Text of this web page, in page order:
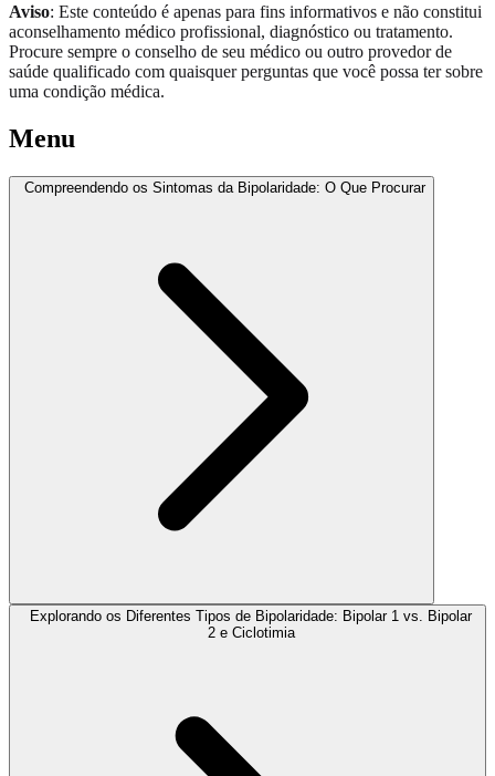
Aviso: Este conteúdo é apenas para fins informativos e não constitui
aconselhamento médico profissional, diagnóstico ou tratamento.
Procure sempre o conselho de seu médico ou outro provedor de
saúde qualificado com quaisquer perguntas que você possa ter sobre
uma condição médica.
Menu
Compreendendo os Sintomas da Bipolaridade: O Que Procurar
Explorando os Diferentes Tipos de Bipolaridade: Bipolar 1 vs. Bipolar
2 e Ciclotimia